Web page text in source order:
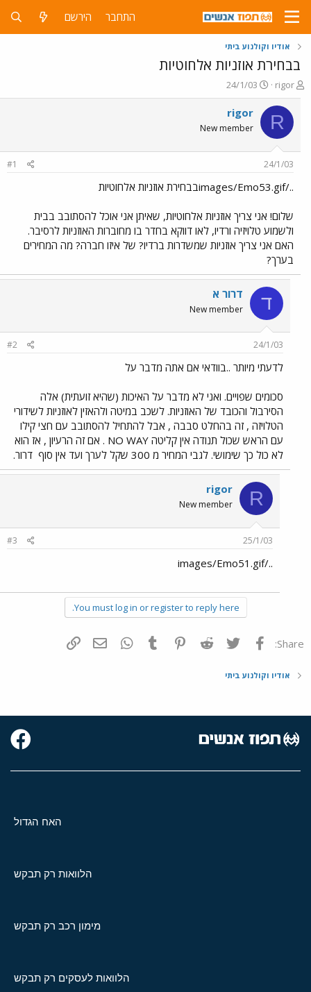
התחבר הירשם
אודיו וקולנוע ביתי
בבחירת אוזניות אלחוטיות
פ
ו
ת
ח
ה
ש
rigor
פ
ו
ר
24/1/03
R
rigor
New member
24/1/03
#1
../images/Emo53.gifבבחירת אוזניות אלחוטיות
שלום! אני צריך אוזניות אלחוטיות, שאיתן אני אוכל להסתובב בבית
ולשמוע טלויזיה ורדיו, לאו דווקא בחדר בו מחוברות האוזניות לרסיבר.
האם אני צריך אוזניות שמשדרות ברדיו? של איזו חברה? מה המחירים
בערך?
ד דרור א
New member
24/1/03
#2
לדעתי מיותר ..בוודאי אם אתה מדבר על
סכומים שפויים. ואני לא מדבר על האיכות (שהיא זועתית) אלה
הסירבול והכובד של האוזניות. לשכב במיטה ולהאזין לאוזניות לשידורי
הטלויזה , זה בהחלט סבבה , אבל להתחיל להסתובב עם חצי קילו
עם הראש שכול תנודה אין קליטה NO WAY . אם זה הרעיון , אז הוא
לא כול כך שימושי. לגבי המחיר מ 300 שקל לערך ועד אין סוף
דרור.
R
rigor
New member
25/1/03
#3
../images/Emo51.gif
You must log in or register to reply here.
Share: פייסבוק Twitter
Reddit
Pinterest
Tumblr
WhatsAppדואר אלקטרוני
אודיו וקולנוע ביתי
האח הגדול
הלוואות רק תבקש
מימון רכב רק תבקש
הלוואות לעסקים רק תבקש